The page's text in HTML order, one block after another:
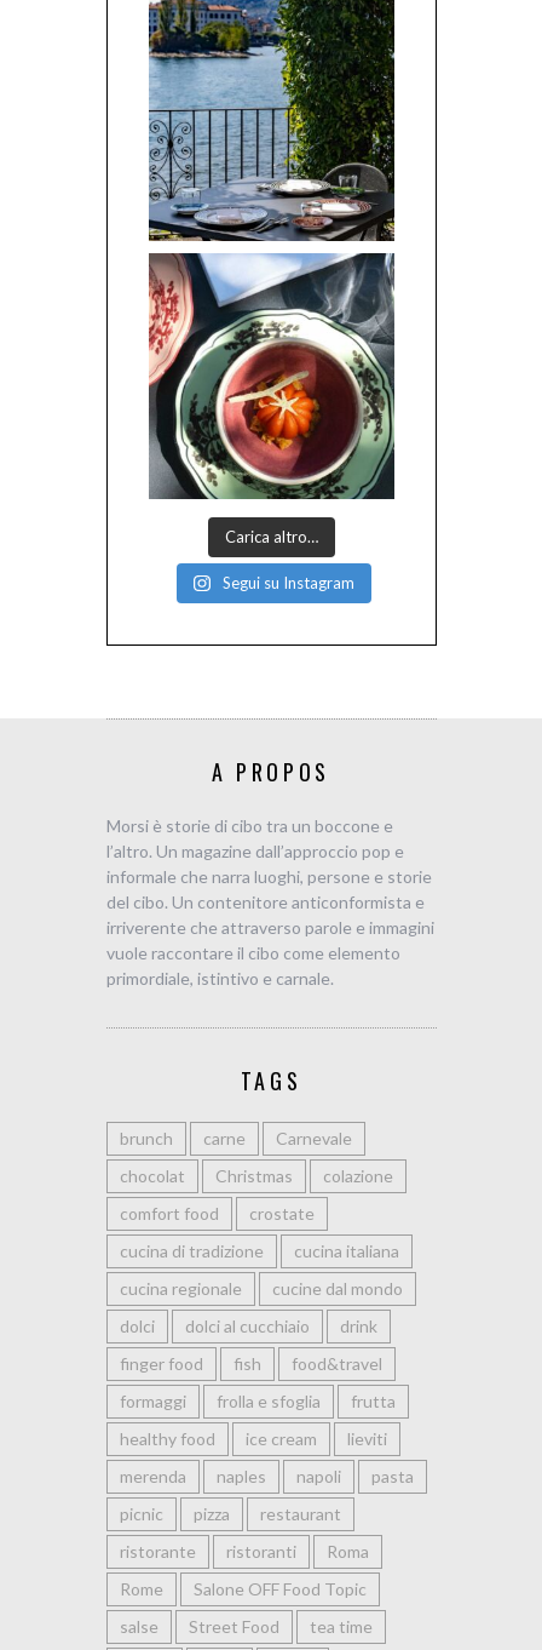
Carica altro…
Segui su Instagram
A PROPOS
Morsi è storie di cibo tra un boccone e
l’altro. Un magazine dall’approccio pop e
informale che narra luoghi, persone e storie
del cibo. Un contenitore anticonformista e
irriverente che attraverso parole e immagini
vuole raccontare il cibo come elemento
primordiale, istintivo e carnale.
TAGS
brunch carne
Carnevale
chocolat
Christmas
colazione
comfort food
crostate
cucina di tradizione
cucina italiana
cucina regionale
cucine dal mondo
dolci
dolci al cucchiaio
drink
finger food
fish
food&travel
formaggi
frolla e sfoglia
frutta
healthy food
ice cream
lieviti
merenda
naples napoli
pasta
picnic
pizza
restaurant
ristorante
ristoranti
Roma
Rome
Salone OFF Food Topic
salse
Street Food tea time